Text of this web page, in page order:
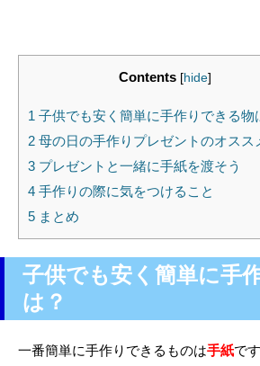
Contents [hide]
1 子供でも安く簡単に手作りできる物
2 母の日の手作りプレゼントのオスス
3 プレゼントと一緒に手紙を渡そう
4 手作りの際に気をつけること
5 まとめ
子供でも安く簡単に手
は？
一番簡単に手作りできるものは手紙です